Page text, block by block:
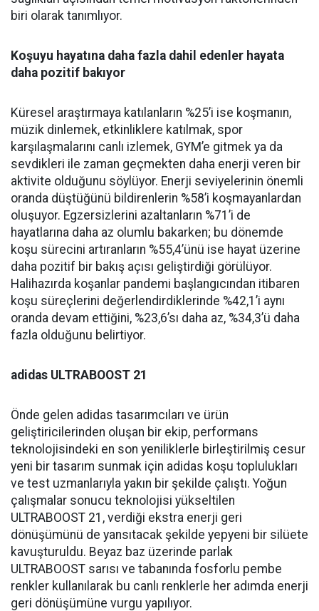
biri olarak tanımlıyor.
Koşuyu hayatına daha fazla dahil edenler hayata
daha pozitif bakıyor
Küresel araştırmaya katılanların %25’i ise koşmanın,
müzik dinlemek, etkinliklere katılmak, spor
karşılaşmalarını canlı izlemek, GYM’e gitmek ya da
sevdikleri ile zaman geçmekten daha enerji veren bir
aktivite olduğunu söylüyor. Enerji seviyelerinin önemli
oranda düştüğünü bildirenlerin %58’i koşmayanlardan
oluşuyor. Egzersizlerini azaltanların %71’i de
hayatlarına daha az olumlu bakarken; bu dönemde
koşu sürecini artıranların %55,4’ünü ise hayat üzerine
daha pozitif bir bakış açısı geliştirdiği görülüyor.
Halihazırda koşanlar pandemi başlangıcından itibaren
koşu süreçlerini değerlendirdiklerinde %42,1’i aynı
oranda devam ettiğini, %23,6’sı daha az, %34,3’ü daha
fazla olduğunu belirtiyor.
adidas ULTRABOOST 21
Önde gelen adidas tasarımcıları ve ürün
geliştiricilerinden oluşan bir ekip, performans
teknolojisindeki en son yeniliklerle birleştirilmiş cesur
yeni bir tasarım sunmak için adidas koşu toplulukları
ve test uzmanlarıyla yakın bir şekilde çalıştı. Yoğun
çalışmalar sonucu teknolojisi yükseltilen
ULTRABOOST 21, verdiği ekstra enerji geri
dönüşümünü de yansıtacak şekilde yepyeni bir silüete
kavuşturuldu. Beyaz baz üzerinde parlak
ULTRABOOST sarısı ve tabanında fosforlu pembe
renkler kullanılarak bu canlı renklerle her adımda enerji
geri dönüşümüne vurgu yapılıyor.